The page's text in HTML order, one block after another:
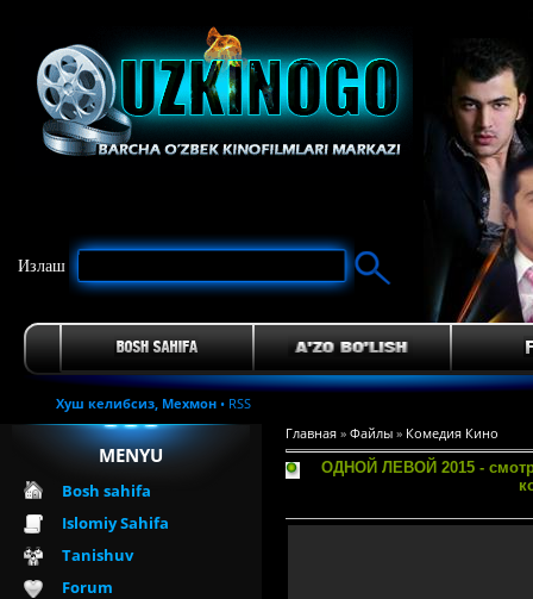
Излаш
Хуш келибсиз, Мехмон • RSS
MENYU
Bosh sahifa
Islomiy Sahifa
Tanishuv
Forum
Главная » Файлы » Комедия Кино
ОДНОЙ ЛЕВОЙ 2015 -